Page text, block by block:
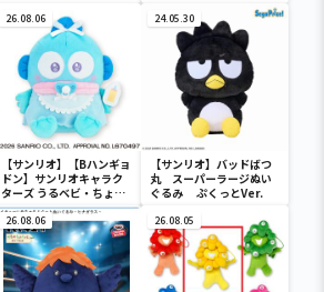
SOFVIMATES～マイメロ
ディ マーメイドver. ～
26.08.06
【サンリオ】【Bハンギョ
ドン】サンリオキャラク
ターズ うるベビ・ちょい
デカドール
24.05.30
【サンリオ】バッドばつ
丸 スーパーラージぬい
ぐるみ ぷくっとVer.
26.08.06 26.08.05